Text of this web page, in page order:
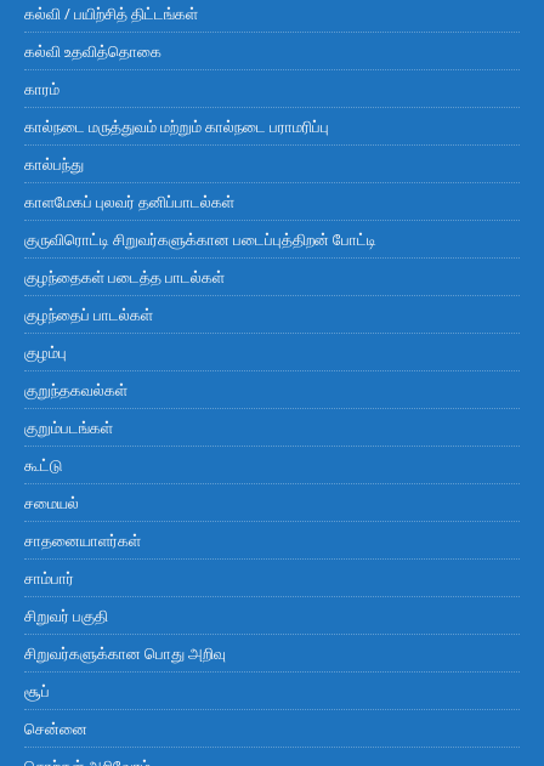
கல்வி / பயிற்சித் திட்டங்கள்
கல்வி உதவித்தொகை
காரம்
கால்நடை மருத்துவம் மற்றும் கால்நடை பராமரிப்பு
கால்பந்து
காளமேகப் புலவர் தனிப்பாடல்கள்
குருவிரொட்டி சிறுவர்களுக்கான படைப்புத்திறன் போட்டி
குழந்தைகள் படைத்த பாடல்கள்
குழந்தைப் பாடல்கள்
குழம்பு
குறுந்தகவல்கள்
குறும்படங்கள்
கூட்டு
சமையல்
சாதனையாளர்கள்
சாம்பார்
சிறுவர் பகுதி
சிறுவர்களுக்கான பொது அறிவு
சூப்
சென்னை